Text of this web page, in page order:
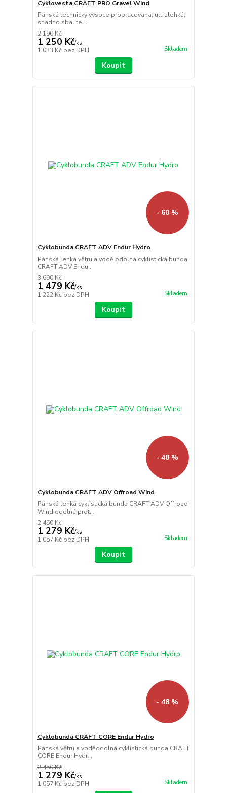
Cyklovesta CRAFT PRO Gravel Wind
Pánská technicky vysoce propracovaná, ultralehká,
snadno sbalitel...
2 190 Kč
1 250 Kč/ks
1 033 Kč bez DPH Skladem
Koupit
- 60 %
Cyklobunda CRAFT ADV Endur Hydro
Pánská lehká větru a vodě odolná cyklistická bunda
CRAFT ADV Endu...
3 690 Kč
1 479 Kč/ks
1 222 Kč bez DPH Skladem
Koupit
- 48 %
Cyklobunda CRAFT ADV Offroad Wind
Pánská lehká cyklistická bunda CRAFT ADV Offroad
Wind odolná prot...
2 450 Kč
1 279 Kč/ks
1 057 Kč bez DPH Skladem
Koupit
- 48 %
Cyklobunda CRAFT CORE Endur Hydro
Pánská větru a voděodolná cyklistická bunda CRAFT
CORE Endur Hydr...
2 450 Kč
1 279 Kč/ks
1 057 Kč bez DPH Skladem